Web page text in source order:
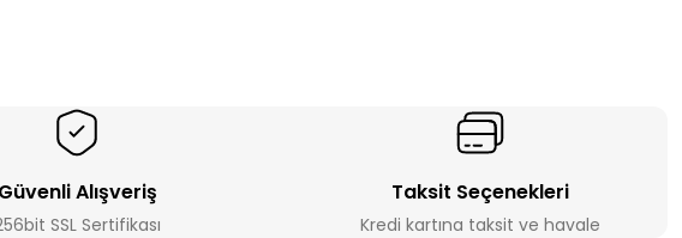
Güvenli Alışveriş
SSL Sertifikası
Taksit Seçenekleri
Kredi kartına taksit ve havale